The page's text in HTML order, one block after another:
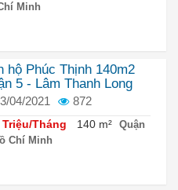
Minh
hộ Phúc Thịnh 140m2
5 - Lâm Thanh Long
04/2021 872
Triệu/Tháng 140 m²
Quận
Chí Minh